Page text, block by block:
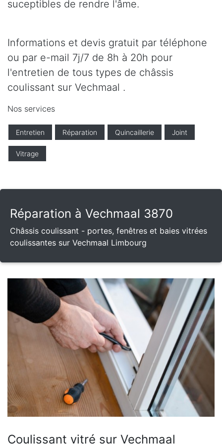
suceptibles de rendre l'âme.
Informations et devis gratuit par téléphone
ou par e-mail 7j/7 de 8h à 20h pour
l'entretien de tous types de châssis
coulissant sur Vechmaal .
Nos services
Entretien Réparation Quincaillerie Joint
Vitrage
Réparation à Vechmaal 3870
Châssis coulissant - portes, fenêtres et baies vitrées
coulissantes sur Vechmaal Limbourg
Coulissant vitré sur Vechmaal